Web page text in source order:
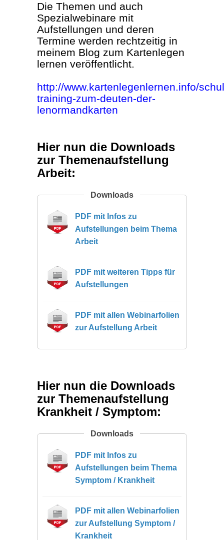
Die Themen und auch
Spezialwebinare mit
Aufstellungen und deren
Termine werden rechtzeitig in
meinem Blog zum Kartenlegen
lernen veröffentlicht.
http://www.kartenlegenlernen.info/
training-zum-deuten-der-
lenormandkarten
Hier nun die Downloads
zur Themenaufstellung
Arbeit:
Downloads
PDF mit Infos zu
Aufstellungen beim Thema
Arbeit
PDF mit weiteren Tipps für
Aufstellungen
PDF mit allen Webinarfolien
zur Aufstellung Arbeit
Hier nun die Downloads
zur Themenaufstellung
Krankheit / Symptom:
Downloads
PDF mit Infos zu
Aufstellungen beim Thema
Symptom / Krankheit
PDF mit allen Webinarfolien
zur Aufstellung Symptom /
Krankheit